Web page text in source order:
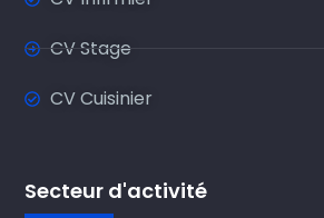
CV Stage
CV Cuisinier
Secteur d'activité